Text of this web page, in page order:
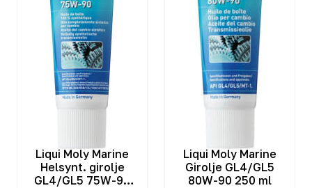
Liqui Moly Marine
Helsynt. girolje
GL4/GL5 75W-90
Liqui Moly Marine
Girolje GL4/GL5
80W-90 250 ml